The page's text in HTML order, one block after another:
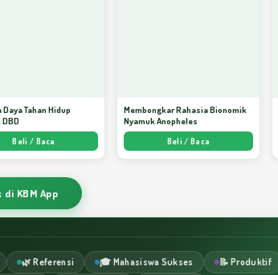
Tahan Hidup
DBD
Beli / Baca
Membongkar Rahasia Bionomik
Nyamuk Anopheles
Beli / Baca
KBM App
🌿 Referensi 🎓 Mahasiswa Sukses 📝 Produktif